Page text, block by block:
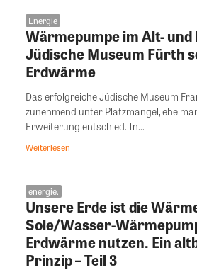
Energie
Wärmepumpe im Alt- und
Jüdische Museum Fürth
Erdwärme
Das erfolgreiche Jüdische Museum
zunehmend unter Platzmangel, ehe
Erweiterung entschied. In...
Weiterlesen
energie.
Unsere Erde ist die
Sole/Wasser-
Erdwärme nutzen. Ein
Prinzip – Teil 3